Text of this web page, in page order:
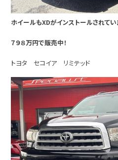
ホイールもXDがインストールされてい
７９８万円で販売中！
トヨタ セコイア リミテッド